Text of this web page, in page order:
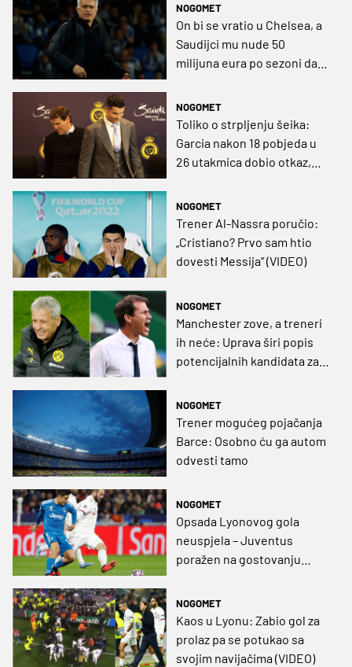
NOGOMET
On bi se vratio u Chelsea, a
Saudijci mu nude 50
milijuna eura po sezoni da
NOGOMET
Toliko o strpljenju šeika:
Garcia nakon 18 pobjeda u
26 utakmica dobio otkaz,
Fayhom
NOGOMET
Trener Al-Nassra poručio:
„Cristiano? Prvo sam htio
dovesti Messija“ (VIDEO)
NOGOMET
Manchester zove, a treneri
ih neće: Uprava širi popis
potencijalnih kandidata za
NOGOMET
Trener mogućeg pojačanja
Barce: Osobno ću ga autom
odvesti tamo
NOGOMET
Opsada Lyonovog gola
neuspjela – Juventus
poražen na gostovanju
NOGOMET
Kaos u Lyonu: Zabio gol za
prolaz pa se potukao sa
svojim navijačima (VIDEO)